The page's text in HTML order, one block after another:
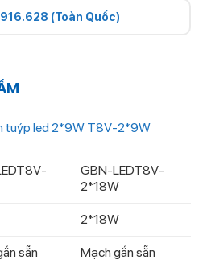
(Toàn Quốc)
tuýp led 2*9W T8V-2*9W
GBN-LEDT8V-
2*18W
2*18W
sẵn Mạch gắn sẵn